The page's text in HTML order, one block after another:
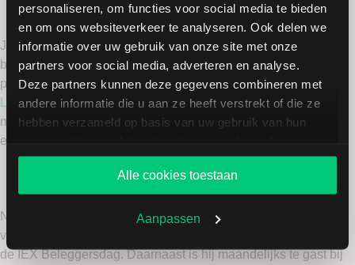
personaliseren, om functies voor social media te bieden
en om ons websiteverkeer te analyseren. Ook delen we
informatie over uw gebruik van onze site met onze
partners voor social media, adverteren en analyse.
Deze partners kunnen deze gegevens combineren met
andere informatie die u aan ze heeft verstrekt of die ze
hebben verzameld op basis van uw gebruik van hun
website blijft gebruiken.
Alle cookies toestaan
Aanpassen
Justin schrijft regelmatig over actuele ontwikkelingen op de
beurs, marktanalyses en beleggingsstrategieën voor
particuliere beleggers. Daarnaast is hij host van de wekelijkse
LYNX Beleggerspodcast , waarin hij de belangrijkste
marktontwikkelingen bespreekt en complexe onderwerpen op
een toegankelijke manier uitlegt.
Naast zijn werkzaamheden bij LYNX is Justin een
veelgevraagd spreker op beleggersevenementen, waaronder
de IEX Beleggersdag. Daarnaast is hij maandelijks te gast bij